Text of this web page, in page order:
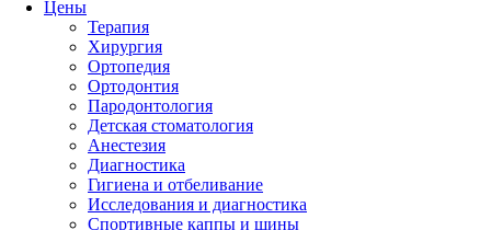
Цены
Терапия
Хирургия
Ортопедия
Ортодонтия
Пародонтология
Детская стоматология
Анестезия
Диагностика
Гигиена и отбеливание
Исследования и диагностика
Спортивные каппы и шины